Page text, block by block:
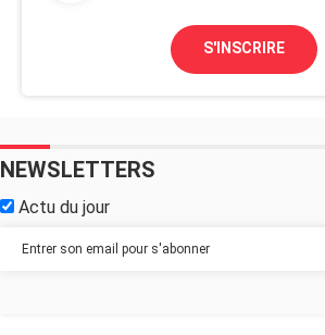
S'INSCRIRE
NEWSLETTERS
Actu du jour